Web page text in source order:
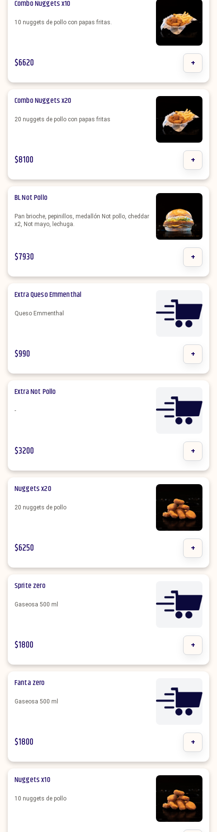
Combo Nuggets x10
10 nuggets de pollo con papas fritas.
$6620 +
Combo Nuggets x20
20 nuggets de pollo con papas fritas
$8100 +
BL Not Pollo
Pan brioche, pepinillos, medallón Not pollo, cheddar
x2, Not mayo, lechuga.
$7930 +
Extra Queso Emmenthal
Queso Emmenthal
$990 +
Extra Not Pollo
-
$3200 +
Nuggets x20
20 nuggets de pollo
$6250 +
Sprite zero
Gaseosa 500 ml
$1800 +
Fanta zero
Gaseosa 500 ml
$1800 +
Nuggets x10
10 nuggets de pollo